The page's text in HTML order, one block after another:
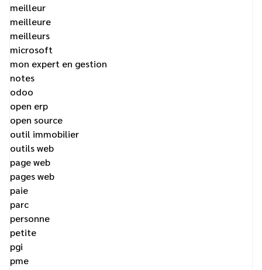
meilleur
meilleure
meilleurs
microsoft
mon expert en gestion
notes
odoo
open erp
open source
outil immobilier
outils web
page web
pages web
paie
parc
personne
petite
pgi
pme